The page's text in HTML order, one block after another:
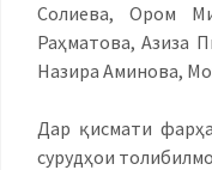
Солиева, Ором
Раҳматова, Азиза
Назира Аминова,
Дар қисмати
сурудҳои